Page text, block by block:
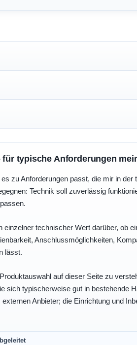
typische Anforderungen
zu Anforderungen passt, die mir in
Technik soll zuverlässig
einzelner technischer Wert darüber, ob
Anschlussmöglichkeiten,
lässt.
auf dieser Seite zu
sich typischerweise gut in bestehende
Anbieter; die Einrichtung und